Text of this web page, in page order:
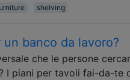
shelving
banco da lavoro?
che le persone
I piani per tavoli fai-da-te